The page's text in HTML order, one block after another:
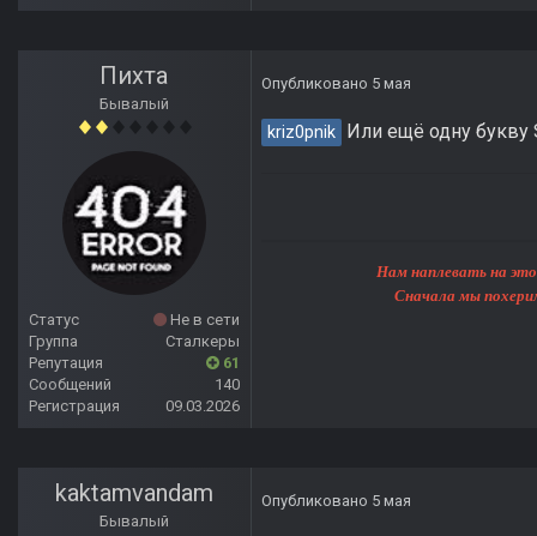
Пихта
Бывалый
Статус
Не в сети
Группа
Сталкеры
Репутация
61
Сообщений
140
Регистрация
09.03.2026
Опубликовано 5 мая
kriz0pnik Или ещё одну букву
Нам наплевать на этот
Сначала мы похерим
kaktamvandam
Бывалый
Опубликовано 5 мая